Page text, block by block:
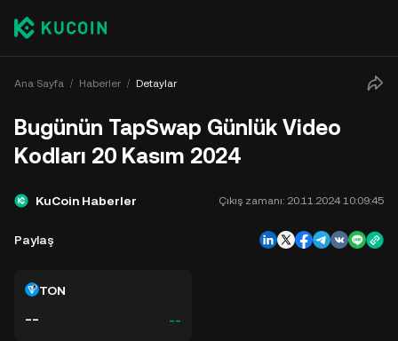
Ana Sayfa Haberler Detaylar
Bugünün TapSwap Günlük Video
Kodları 20 Kasım 2024
KuCoin Haberler Çıkış zamanı: 20.11.2024 10:09:45
Paylaş
TON
-- --